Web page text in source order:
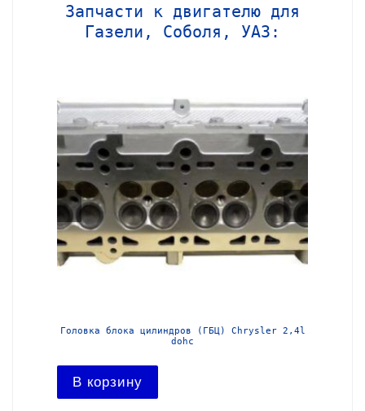
Запчасти к двигателю для
Газели, Соболя, УАЗ:
Головка блока цилиндров (ГБЦ) Chrysler 2,4l
dohc
В корзину